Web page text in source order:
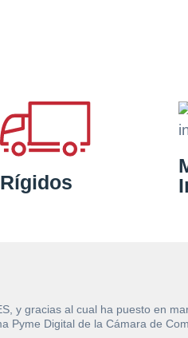
Rígidos
y gracias al cual ha puesto en
Digital de la Cámara de